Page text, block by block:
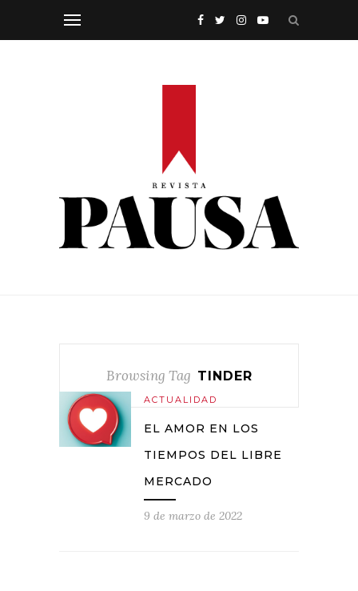
Browsing Tag TINDER
ACTUALIDAD
EL AMOR EN LOS
TIEMPOS DEL LIBRE
MERCADO
9 de marzo de 2022